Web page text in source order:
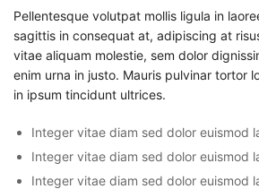
Pellentesque volutpat mollis ligula in
sagittis in consequat at, adipiscing at
vitae aliquam molestie, sem dolor
enim urna in justo. Mauris pulvinar tortor
in ipsum tincidunt ultrices.
Integer vitae diam sed dolor euismod
Integer vitae diam sed dolor euismod
Integer vitae diam sed dolor euismod